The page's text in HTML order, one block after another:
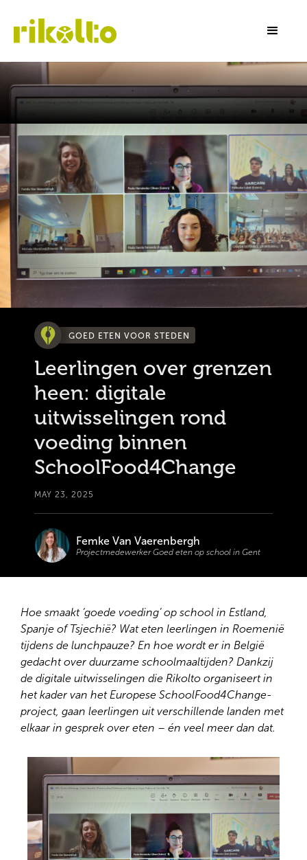
GOED ETEN VOOR STEDEN
Leerlingen over grenzen
heen: digitale
uitwisselingen rond
voeding binnen
SchoolFood4Change
MAY 23, 2025
Femke Van Vaerenbergh
Projectmedewerker Goed eten op school in Gent
Hoe smaakt ‘goede voeding’ op school in Estland,
Spanje of Tsjechië? Wat eten leerlingen in Roemenië
tijdens de lunchpauze? En hoe wordt er in België
gedacht over duurzame schoolmaaltijden? Dankzij
de digitale uitwisselingen die Rikolto organiseert in
het kader van het Europese SchoolFood4Change-
project, gaan leerlingen uit verschillende landen met
elkaar in gesprek over eten – én veel meer dan dat.